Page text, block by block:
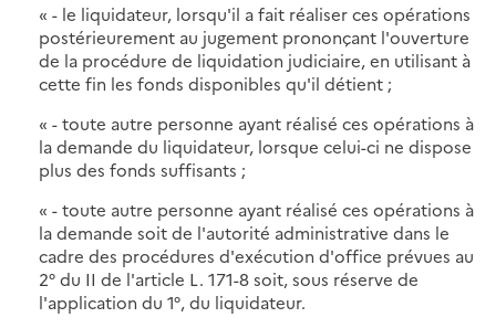
« - le liquidateur, lorsqu'il a fait réaliser ces opérations
postérieurement au jugement prononçant l'ouverture
de la procédure de liquidation judiciaire, en utilisant à
cette fin les fonds disponibles qu'il détient ;
« - toute autre personne ayant réalisé ces opérations à
la demande du liquidateur, lorsque celui-ci ne dispose
plus des fonds suffisants ;
« - toute autre personne ayant réalisé ces opérations à
la demande soit de l'autorité administrative dans le
cadre des procédures d'exécution d'office prévues au
2° du II de l'article L. 171-8 soit, sous réserve de
l'application du 1°, du liquidateur.